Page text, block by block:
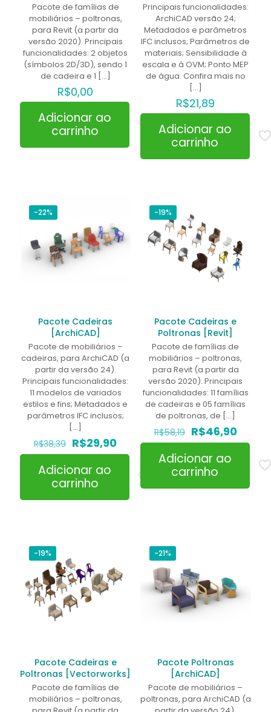
Pacote de famílias de
mobiliários – poltronas,
para Revit (a partir da
versão 2020). Principais
funcionalidades: 2 objetos
(símbolos 2D/3D), sendo 1
de cadeira e 1 […]
R$0,00
Adicionar ao
carrinho
Principais funcionalidades:
ArchiCAD versão 24;
Metadados e parâmetros
IFC inclusos; Parâmetros de
materiais; Sensibilidade à
escala e à OVM; Ponto MEP
de água. Confira mais no
[…]
R$21,89
Adicionar ao
carrinho
-22%
Pacote Cadeiras
[ArchiCAD]
Pacote de mobiliários –
cadeiras, para ArchiCAD (a
partir da versão 24).
Principais funcionalidades:
11 modelos de variados
estilos e fins; Metadados e
parâmetros IFC inclusos;
[…]
R$38,39 O
preço
original
era:
R$38,39.
R$29,90O
preço
R$29,90.
Adicionar ao
carrinho
-19%
Pacote Cadeiras e
Poltronas [Revit]
Pacote de famílias de
mobiliários – poltronas,
para Revit (a partir da
versão 2020). Principais
funcionalidades: 11 famílias
de cadeiras e 05 famílias
de poltronas, de […]
R$58,19 O
preço
original
era:
R$58,19.
R$46,90O
preço
Adicionar ao
carrinho
-19%
Pacote Cadeiras e
Poltronas [Vectorworks]
Pacote de famílias de
mobiliários – poltronas,
-21%
Pacote Poltronas
[ArchiCAD]
Pacote de mobiliários –
poltronas, para ArchiCAD (a